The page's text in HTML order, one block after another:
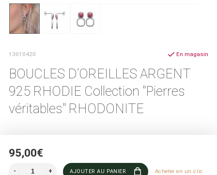
13010420
BOUCLES D’OREILLES ARGENT
925 RHODIE Collection "Pierres
véritables" RHODONITE
En magasin
95,00€
AJOUTER AU PANIER Acheter en un clic